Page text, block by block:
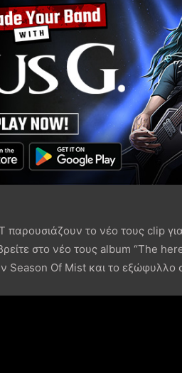
παρουσιάζουν το νέο τους clip
στο νέο τους album “The
Season Of Mist και το